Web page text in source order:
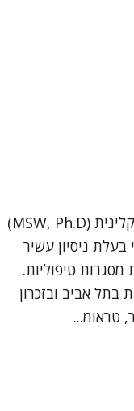
שמי ד"ר תלמה כהן, עובדת סוציאלית קלינית (MSW, Ph.D)
ניסיון עשיר
מסגרות טיפוליות.
בתל אביב ובזכרון
טראומ...